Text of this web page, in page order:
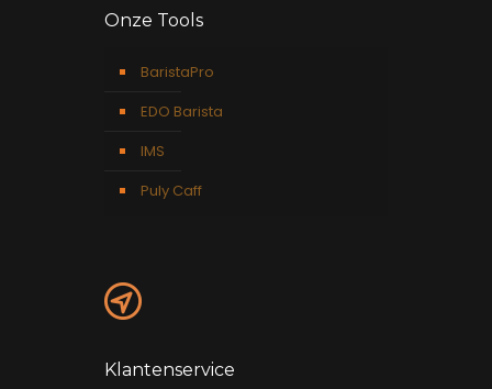
Onze Tools
BaristaPro
EDO Barista
IMS
Puly Caff
Klantenservice